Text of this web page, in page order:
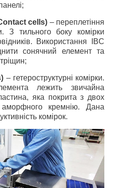
cells) – переплетіння
З тильного боку комірки
Використання IBC
сонячний елемент та
– гетероструктурні комірки.
лежить звичайна
яка покрита з двох
кремнію. Дана
комірок.